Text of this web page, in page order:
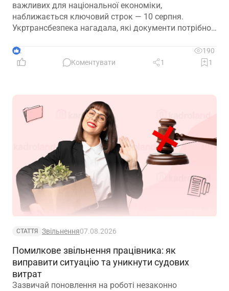
важливих для національної економіки,
наближається ключовий строк — 10 серпня.
Укртрансбезпека нагадала, які документи потрібно
що очікує на компанії, які не встигнуть підтвердити
свій статус
2
190
Коментувати
1 1
СТАТТЯ Звільнення07.08.2026
Помилкове звільнення працівника: як
виправити ситуацію та уникнути судових
витрат
Зазвичай поновлення на роботі незаконно